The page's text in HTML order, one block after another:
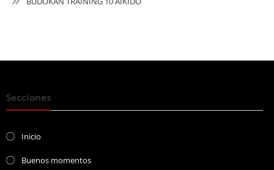
Secciones
Inicio
Buenos momentos